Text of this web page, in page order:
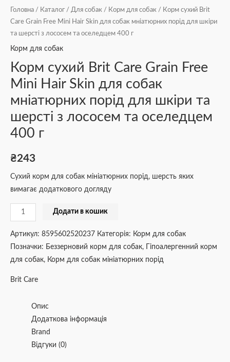
Головна / Каталог / Для собак / Корм для собак / Корм сухий Brit
Care Grain Free Mini Hair Skin для собак мніатюрних порід для шкіри
та шерсті з лососем та оселедцем 400 г
Корм для собак
Корм сухий Brit Care Grain Free
Mini Hair Skin для собак
мніатюрних порід для шкіри та
шерсті з лососем та оселедцем
400 г
₴243
Сухий корм для собак мініатюрних порід, шерсть яких
вимагає додаткового догляду
лососем
кількість
Додати в кошик
Артикул: 8595602520237 Категорія: Корм для собак
Позначки: Беззерновий корм для собак,
Гіпоалергенний корм
для собак, Корм для собак мініатюрних порід
Brit Care
Опис
Додаткова інформація
Brand
Відгуки (0)